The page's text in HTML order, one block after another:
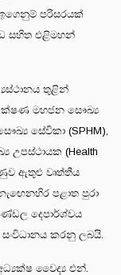
පරිසරයක්
සහිත එළිමහන්
තුළින්
මහජන සෞඛ්‍ය
සේවිකා (SPHM),
උපස්ථායක (Health
ඇතුළු වෘත්තීය
පළාත පුරා
දෙපාර්ශ්වය
කරනු ලබයි.
වෛද්‍ය එන්.